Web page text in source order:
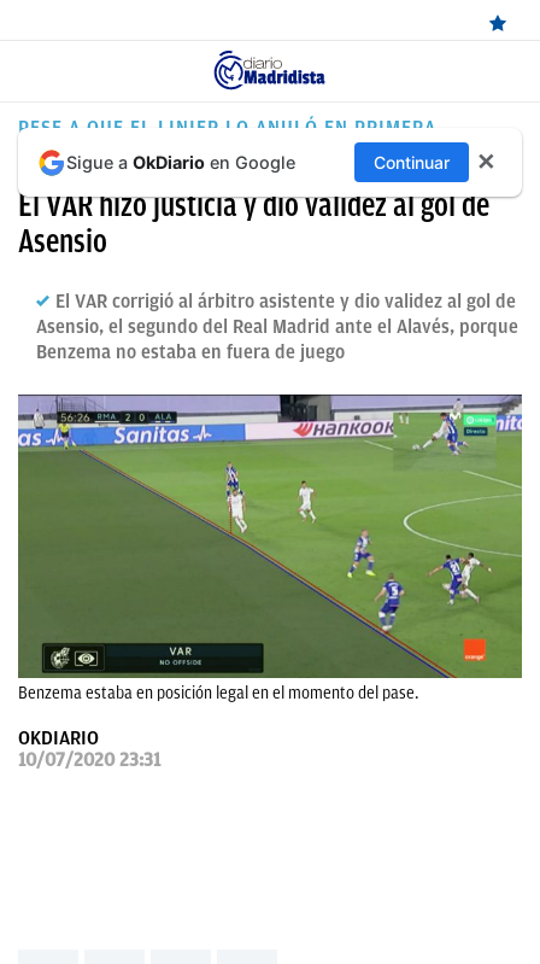
ÚLTIMAS
NOTICIAS
REAL
MADRID
BALONCESTO
CANTERA
FICHAJES
DIRECTO
PESE A QUE EL LINIER LO ANULÓ EN PRIMERA
INSTANCIA
El VAR hizo justicia y dio validez al gol de
Asensio
El VAR corrigió al árbitro asistente y dio validez al gol de
Asensio, el segundo del Real Madrid ante el Alavés, porque
Benzema no estaba en fuera de juego
Benzema estaba en posición legal en el momento del pase.
OKDIARIO
10/07/2020 23:31
Sigue a OkDiario en Google Continuar ✕